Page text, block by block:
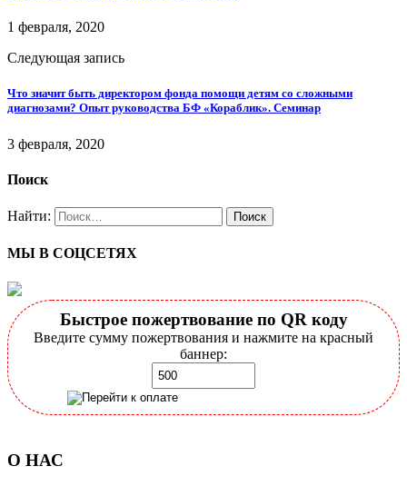
1 февраля, 2020
Следующая запись
Что значит быть директором фонда помощи детям со сложными
диагнозами? Опыт руководства БФ «Кораблик». Семинар
3 февраля, 2020
Поиск
Найти:
МЫ В СОЦСЕТЯХ
Быстрое пожертвование по QR коду
Введите сумму пожертвования и нажмите на красный
баннер:
О НАС